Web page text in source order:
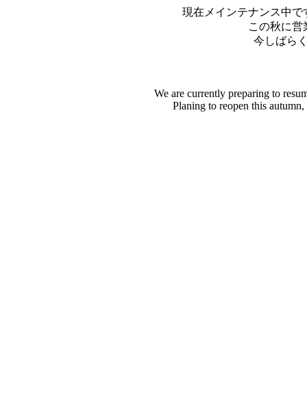
現在メインテナンス中
この秋に営
今しばら
We are currently preparing to
Planing to reopen this